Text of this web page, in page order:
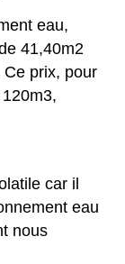
eau,
41,40m2
prix, pour
car il
eau
nous